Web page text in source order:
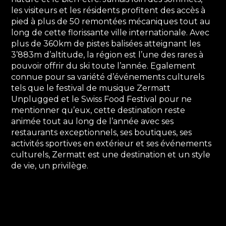
les visiteurs et les résidents profitent des accès à
pied à plus de 50 remontées mécaniques tout au
long de cette florissante ville internationale. Avec
plus de 360km de pistes balisées atteignant les
3’883m d’altitude, la région est l’une des rares à
pouvoir offrir du ski toute l’année. Egalement
connue pour sa variété d’événements culturels
tels que le festival de musique Zermatt
Unplugged et le Swiss Food Festival pour ne
mentionner qu’eux, cette destination reste
animée tout au long de l’année avec ses
restaurants exceptionnels, ses boutiques, ses
activités sportives en extérieur et ses événements
culturels, Zermatt est une destination et un style
de vie, un privilège.